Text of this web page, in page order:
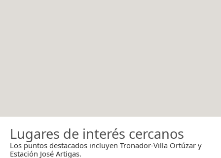
Lugares de interés cercanos
Los puntos destacados incluyen Tronador-Villa Ortúzar y
Estación José Artigas.